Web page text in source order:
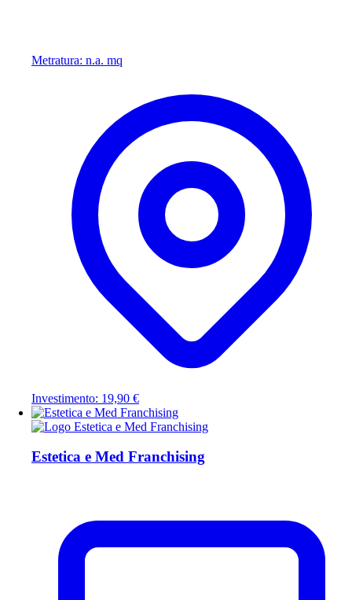
Metratura: n.a. mq
Investimento: 19,90 €
Estetica e Med Franchising